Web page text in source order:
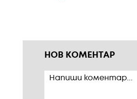
НОВ КОМЕНТАР